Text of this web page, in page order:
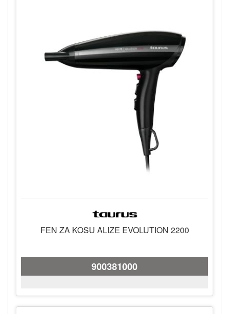
FEN ZA KOSU ALIZE EVOLUTION 2200
900381000